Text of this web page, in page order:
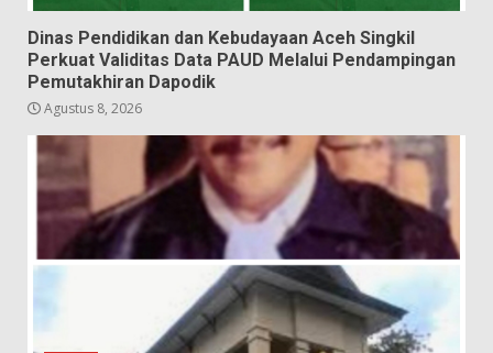
Dinas Pendidikan dan Kebudayaan Aceh Singkil
Perkuat Validitas Data PAUD Melalui Pendampingan
Pemutakhiran Dapodik
Agustus 8, 2026